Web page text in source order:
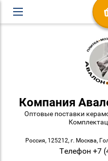
Компания
Оптовые поставки
Россия, 125212, г. Москва,
Телефон +7